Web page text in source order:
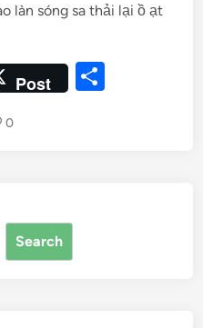
làn sóng sa thải lại ồ ạt
Post
0
Search